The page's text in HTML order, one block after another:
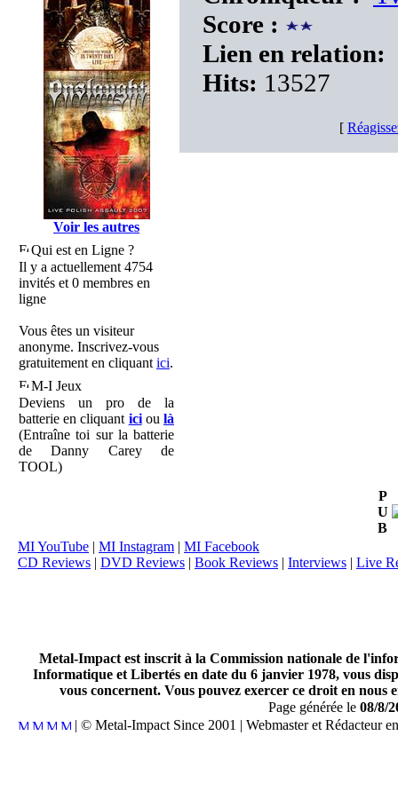
Voir les autres
Qui est en Ligne ?
Il y a actuellement 4754
invités et 0 membres en
ligne
Vous êtes un visiteur
anonyme. Inscrivez-vous
gratuitement en cliquant ici.
M-I Jeux
Deviens un pro de la
batterie en cliquant icioulà
(Entraîne toi sur la batterie
de Danny Carey de
TOOL)
Score :
Lien en relation:
Hits: 13527
[
P
U
B
MI YouTube | MI Instagram | MI Facebook
CD Reviews | DVD Reviews | Book Reviews | Interviews | Live
Metal-Impact est inscrit à la Commission nationale de
Informatique et Libertés en date du 6 janvier 1978, vous
vous concernent. Vous pouvez exercer ce droit en
Page générée le 08/8/
| © Metal-Impact Since 2001 | Webmaster et Rédacteur